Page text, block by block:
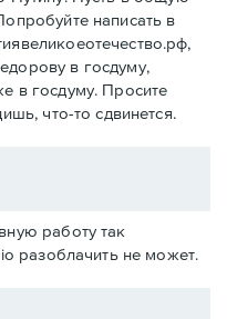
написать в
в госдуму,
в госдуму. Просите
что-то сдвинется.
работу так
разоблачить не может.